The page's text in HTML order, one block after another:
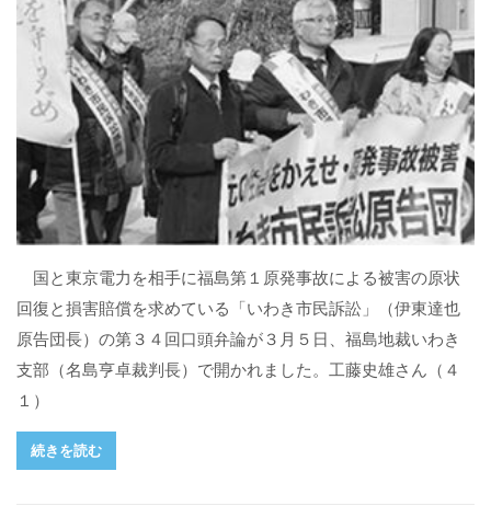
国と東京電力を相手に福島第１原発事故による被害の原状
回復と損害賠償を求めている「いわき市民訴訟」（伊東達也
原告団長）の第３４回口頭弁論が３月５日、福島地裁いわき
支部（名島亨卓裁判長）で開かれました。工藤史雄さん（４
１）
続きを読む